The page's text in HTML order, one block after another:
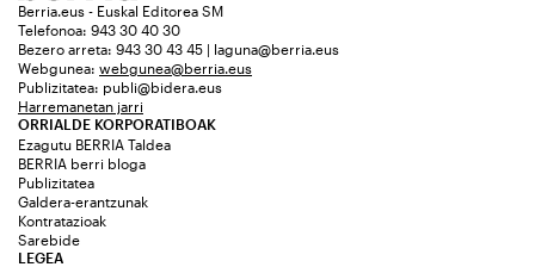
Berria.eus - Euskal Editorea SM
Telefonoa: 943 30 40 30
Bezero arreta: 943 30 43 45 | laguna@berria.eus
Webgunea: webgunea@berria.eus
Publizitatea: publi@bidera.eus
Harremanetan jarri
ORRIALDE KORPORATIBOAK
Ezagutu BERRIA Taldea
BERRIA berri bloga
Publizitatea
Galdera-erantzunak
Kontratazioak
Sarebide
LEGEA